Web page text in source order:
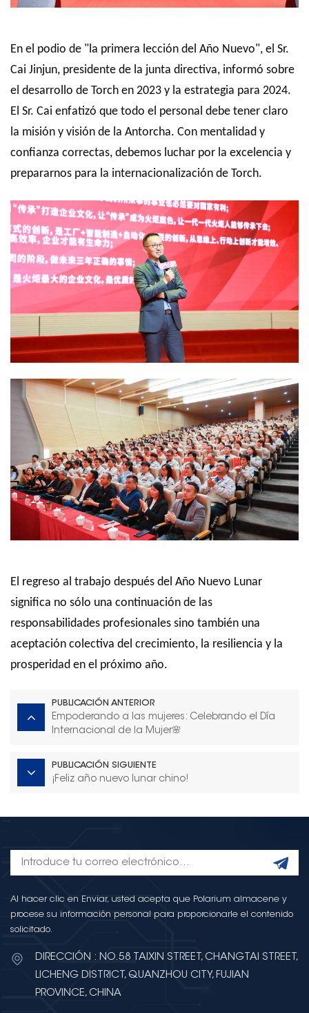
En el podio de "la primera lección del Año Nuevo", el Sr.
Cai Jinjun, presidente de la junta directiva, informó sobre
el desarrollo de Torch en 2023 y la estrategia para 2024.
El Sr. Cai enfatizó que todo el personal debe tener claro
la misión y visión de la Antorcha. Con mentalidad y
confianza correctas, debemos luchar por la excelencia y
prepararnos para la internacionalización de Torch.
El regreso al trabajo después del Año Nuevo Lunar
significa no sólo una continuación de las
responsabilidades profesionales sino también una
aceptación colectiva del crecimiento, la resiliencia y la
prosperidad en el próximo año.
PUBLICACIÓN ANTERIOR
Empoderando a las mujeres: Celebrando el Día
Internacional de la Mujer🌸
PUBLICACIÓN SIGUIENTE
¡Feliz año nuevo lunar chino!
Al hacer clic en Enviar, usted acepta que Polarium almacene y
procese su información personal para proporcionarle el contenido
solicitado.
DIRECCIÓN : NO.58 TAIXIN STREET, CHANGTAI STREET,
LICHENG DISTRICT, QUANZHOU CITY, FUJIAN
PROVINCE, CHINA